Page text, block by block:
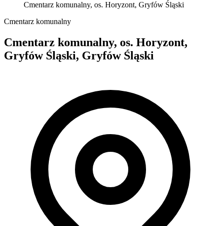
Cmentarz komunalny, os. Horyzont, Gryfów Śląski
Cmentarz komunalny
Cmentarz komunalny, os. Horyzont,
Gryfów Śląski, Gryfów Śląski